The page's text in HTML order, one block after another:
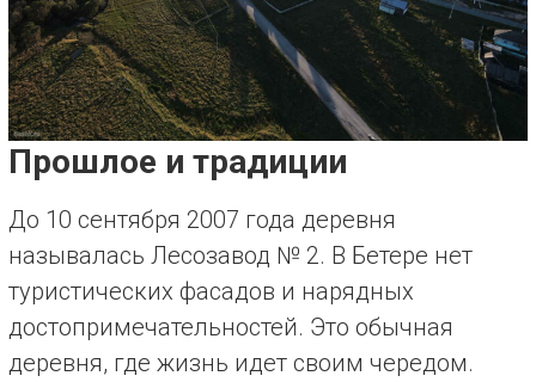
Прошлое и традиции
До 10 сентября 2007 года деревня
называлась Лесозавод № 2. В Бетере нет
туристических фасадов и нарядных
достопримечательностей. Это обычная
деревня, где жизнь идет своим чередом.